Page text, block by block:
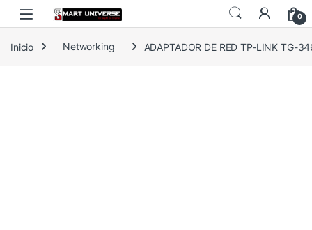
Skip to navigation
Skip to content
0
Inicio Networking ADAPTADOR DE RED TP-LINK TG-